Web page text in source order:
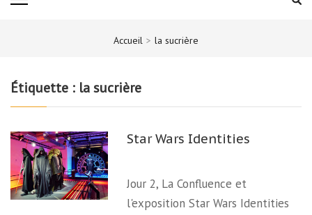
Accueil > la sucrière
Étiquette : la sucrière
Star Wars Identities
Jour 2, La Confluence et
l'exposition Star Wars Identities